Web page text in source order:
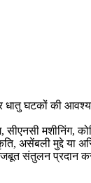
घटकों की
मशीनिंग,
असेंबली मुद्दे
संतुलन